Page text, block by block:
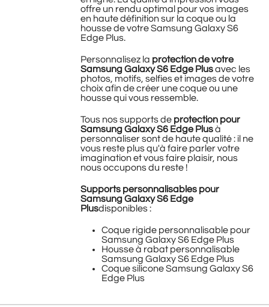
offre un rendu optimal pour vos images
en haute définition sur la coque ou la
housse de votre Samsung Galaxy S6
Edge Plus.
Personnalisez la protection de votre
Samsung Galaxy S6 Edge Plusavec les
photos, motifs, selfies et images de votre
choix afin de créer une coque ou une
housse qui vous ressemble.
Tous nos supports de protection pour
Samsung Galaxy S6 Edge Plusà
personnaliser sont de haute qualité : il ne
vous reste plus qu'à faire parler votre
imagination et vous faire plaisir, nous
nous occupons du reste !
Supports personnalisables pour
Samsung Galaxy S6 Edge
Plusdisponibles :
Coque rigide personnalisable pour
Samsung Galaxy S6 Edge Plus
Housse à rabat personnalisable
Samsung Galaxy S6 Edge Plus
Coque silicone Samsung Galaxy S6
Edge Plus